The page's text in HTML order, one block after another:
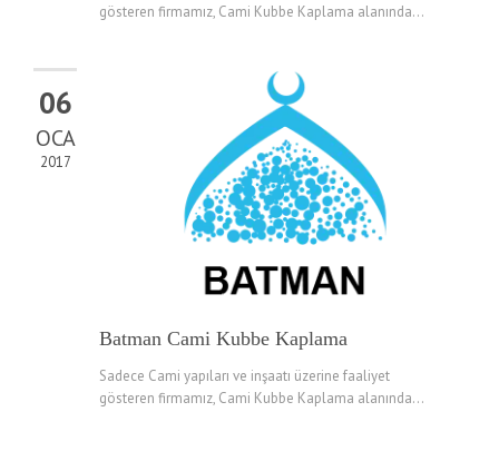
gösteren firmamız, Cami Kubbe Kaplama alanında...
06
OCA
2017
Batman Cami Kubbe Kaplama
Sadece Cami yapıları ve inşaatı üzerine faaliyet
gösteren firmamız, Cami Kubbe Kaplama alanında...